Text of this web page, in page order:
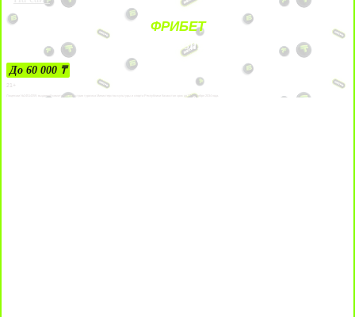
ФРИБЕТ
ЗА ДЕПОЗИТЫ
До 60 000 ₸
21+
Лицензии №24514359, выданной комитетом индустрии туризма Министерства культуры и спорта Республики Казахстан срок до 27 сентября 2034 года.